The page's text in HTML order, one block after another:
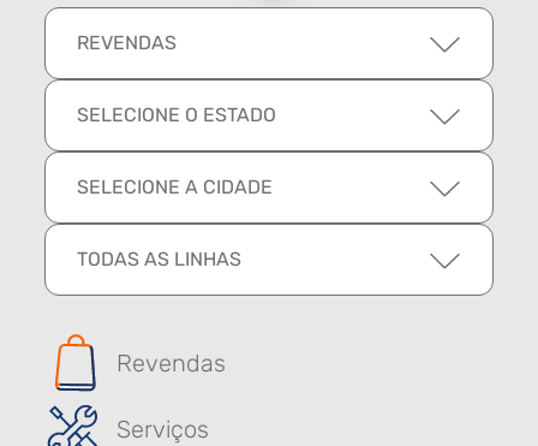
REVENDAS
SELECIONE O ESTADO
SELECIONE A CIDADE
TODAS AS LINHAS
Revendas
Serviços